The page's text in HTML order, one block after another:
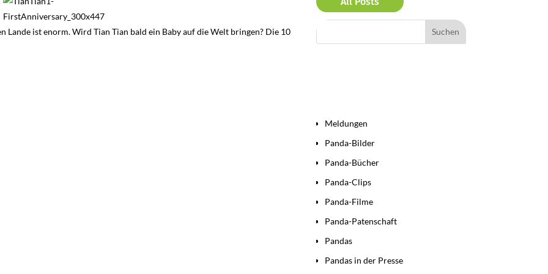
Lande ist enorm. Wird Tian Tian bald ein Baby auf die Welt bringen? Die 10
Meldungen
Panda-Bilder
Panda-Bücher
Panda-Clips
Panda-Filme
Panda-Patenschaft
Pandas
Pandas in der Presse